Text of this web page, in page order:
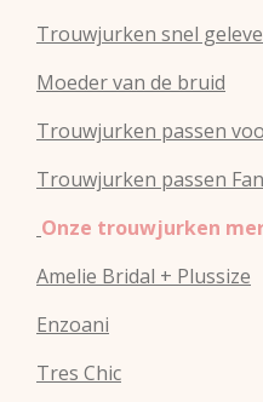
Trouwjurken snel
Moeder van de bruid
Trouwjurken passen
Trouwjurken passen
Onze trouwjurken
Amelie Bridal + Plussize
Enzoani
Tres Chic